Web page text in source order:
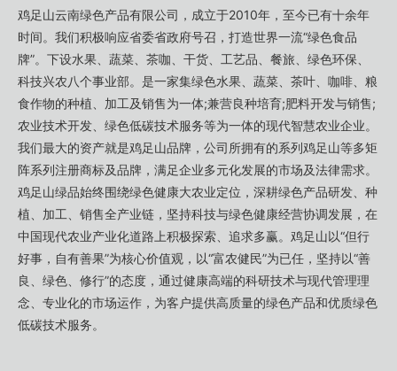
鸡足山云南绿色产品有限公司，成立于2010年，至今已有十余年
时间。我们积极响应省委省政府号召，打造世界一流“绿色食品
牌”。下设水果、蔬菜、茶咖、干货、工艺品、餐旅、绿色环保、
科技兴农八个事业部。是一家集绿色水果、蔬菜、茶叶、咖啡、粮
食作物的种植、加工及销售为一体;兼营良种培育;肥料开发与销售;
农业技术开发、绿色低碳技术服务等为一体的现代智慧农业企业。
我们最大的资产就是鸡足山品牌，公司所拥有的系列鸡足山等多矩
阵系列注册商标及品牌，满足企业多元化发展的市场及法律需求。
鸡足山绿品始终围绕绿色健康大农业定位，深耕绿色产品研发、种
植、加工、销售全产业链，坚持科技与绿色健康经营协调发展，在
中国现代农业产业化道路上积极探索、追求多赢。鸡足山以“但行
好事，自有善果”为核心价值观，以“富农健民”为已任，坚持以“善
良、绿色、修行”的态度，通过健康高端的科研技术与现代管理理
念、专业化的市场运作，为客户提供高质量的绿色产品和优质绿色
低碳技术服务。